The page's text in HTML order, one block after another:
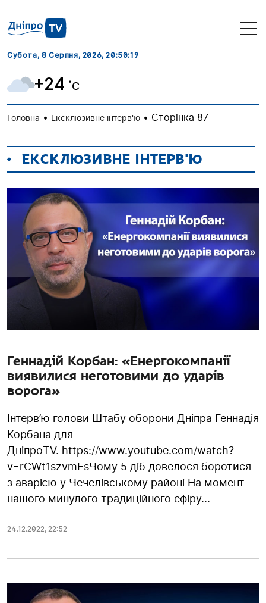
Субота, 8 Серпня, 2026, 20:50:20
+24 ˚C
Головна • Ексклюзивне інтерв'ю • Сторінка 87
ЕКСКЛЮЗИВНЕ ІНТЕРВ'Ю
Геннадій Корбан: «Енергокомпанії
виявилися неготовими до ударів
ворога»
Інтерв’ю голови Штабу оборони Дніпра Геннадія
Корбана для
ДніпроTV. https://www.youtube.com/watch?
v=rCWt1szvmEsЧому 5 діб довелося боротися
з аварією у Чечелівському районі На момент
нашого минулого традиційного ефіру...
24.12.2022, 22:52